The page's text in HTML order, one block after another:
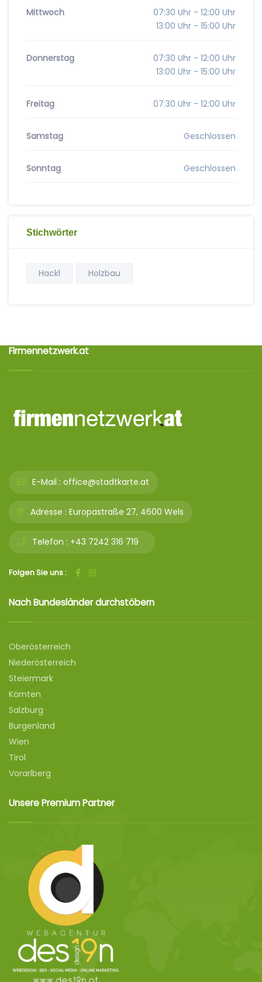
Mittwoch
07:30 Uhr - 12:00 Uhr
13:00 Uhr - 15:00 Uhr
Donnerstag
07:30 Uhr - 12:00 Uhr
13:00 Uhr - 15:00 Uhr
Freitag 07:30 Uhr - 12:00 Uhr
Samstag Geschlossen
Sonntag Geschlossen
Stichwörter
Hackl Holzbau
Firmennetzwerk.at
E-Mail : office@stadtkarte.at
Adresse : Europastraße 27, 4600 Wels
Telefon : +43 7242 316 719
Folgen Sie uns :
Nach Bundesländer durchstöbern
Oberösterreich
Niederösterreich
Steiermark
Kärnten
Salzburg
Burgenland
Wien
Tirol
Vorarlberg
Unsere Premium Partner